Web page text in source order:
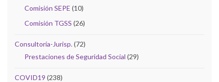
Comisión SEPE (10)
Comisión TGSS (26)
Consultoría-Jurisp.(72)
Prestaciones de Seguridad Social (29)
COVID19 (238)